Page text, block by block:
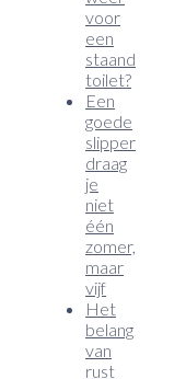
voor
een
staand
toilet?
Een
goede
slipper
draag
je
niet
één
zomer,
maar
vijf
Het
belang
van
rust